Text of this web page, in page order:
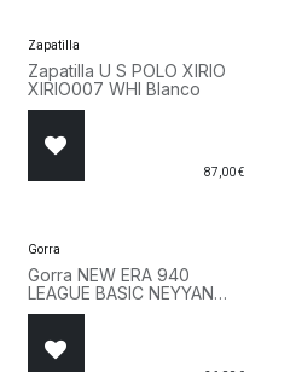
Zapatilla
Zapatilla U S POLO XIRIO
XIRIO007 WHI Blanco
87,00€
Gorra
Gorra NEW ERA 940
LEAGUE BASIC NEYYAN
11157579 Azul